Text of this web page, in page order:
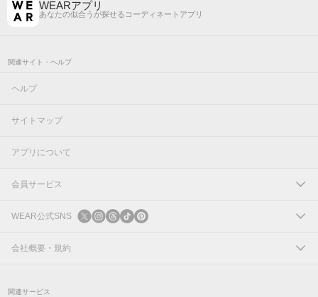
WEARアプリ
あなたの似合うが探せるコーディネートアプリ
関連サイト・ヘルプ
ヘルプ
サイトマップ
アプリについて
会員サービス
ログイン
新規会員登録
WEAR公式SNS
X
会社概要・規約
関連サービス